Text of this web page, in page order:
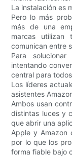
La instalación es
Pero lo más
más de una
marcas utilizan
comunican entre
Para
intentando
central para
Los líderes
asistentes
Ambos usan
distintas luces y
que abrir una
Apple y Amazon
por lo que los
forma fiable bajo